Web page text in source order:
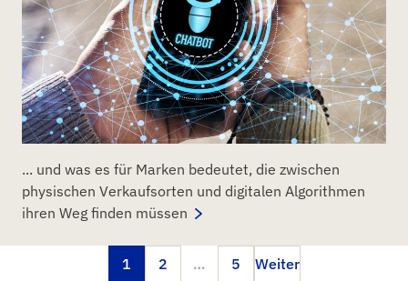
... und was es für Marken bedeutet, die zwischen
physischen Verkaufsorten und digitalen Algorithmen
ihren Weg finden müssen
1 2 … 5 Weiter